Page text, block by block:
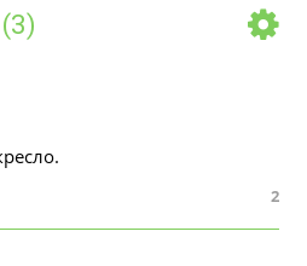
греющий
(3)
2